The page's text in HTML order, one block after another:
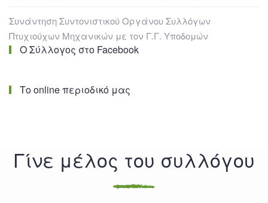
Συνάντηση Συντονιστικού Οργάνου Συλλόγων
Πτυχιούχων Μηχανικών με τον Γ.Γ. Υποδομών
Ο Σύλλογος στο Facebook
Το online περιοδικό μας
Γίνε μέλος του συλλόγου